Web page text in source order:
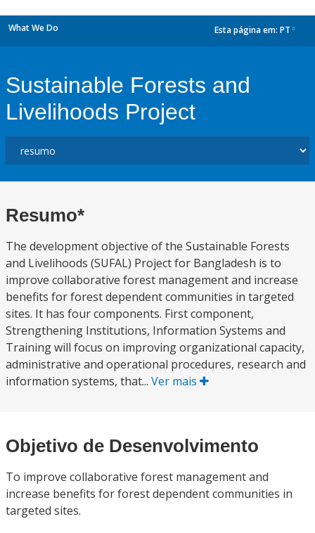
What We Do Esta página em: PT
Sustainable Forests and
Livelihoods Project
Resumo*
The development objective of the Sustainable Forests
and Livelihoods (SUFAL) Project for Bangladesh is to
improve collaborative forest management and increase
benefits for forest dependent communities in targeted
sites. It has four components. First component,
Strengthening Institutions, Information Systems and
Training will focus on improving organizational capacity,
administrative and operational procedures, research and
information systems, that... Ver mais
Objetivo de Desenvolvimento
To improve collaborative forest management and
increase benefits for forest dependent communities in
targeted sites.